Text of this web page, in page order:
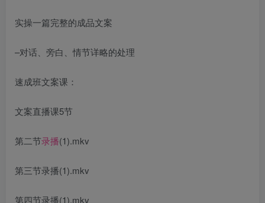
实操一篇完整的成品文案
–对话、旁白、情节详略的处理
速成班文案课：
文案直播课5节
第二节录播(1).mkv
第三节录播(1).mkv
第四节录播(1).mkv